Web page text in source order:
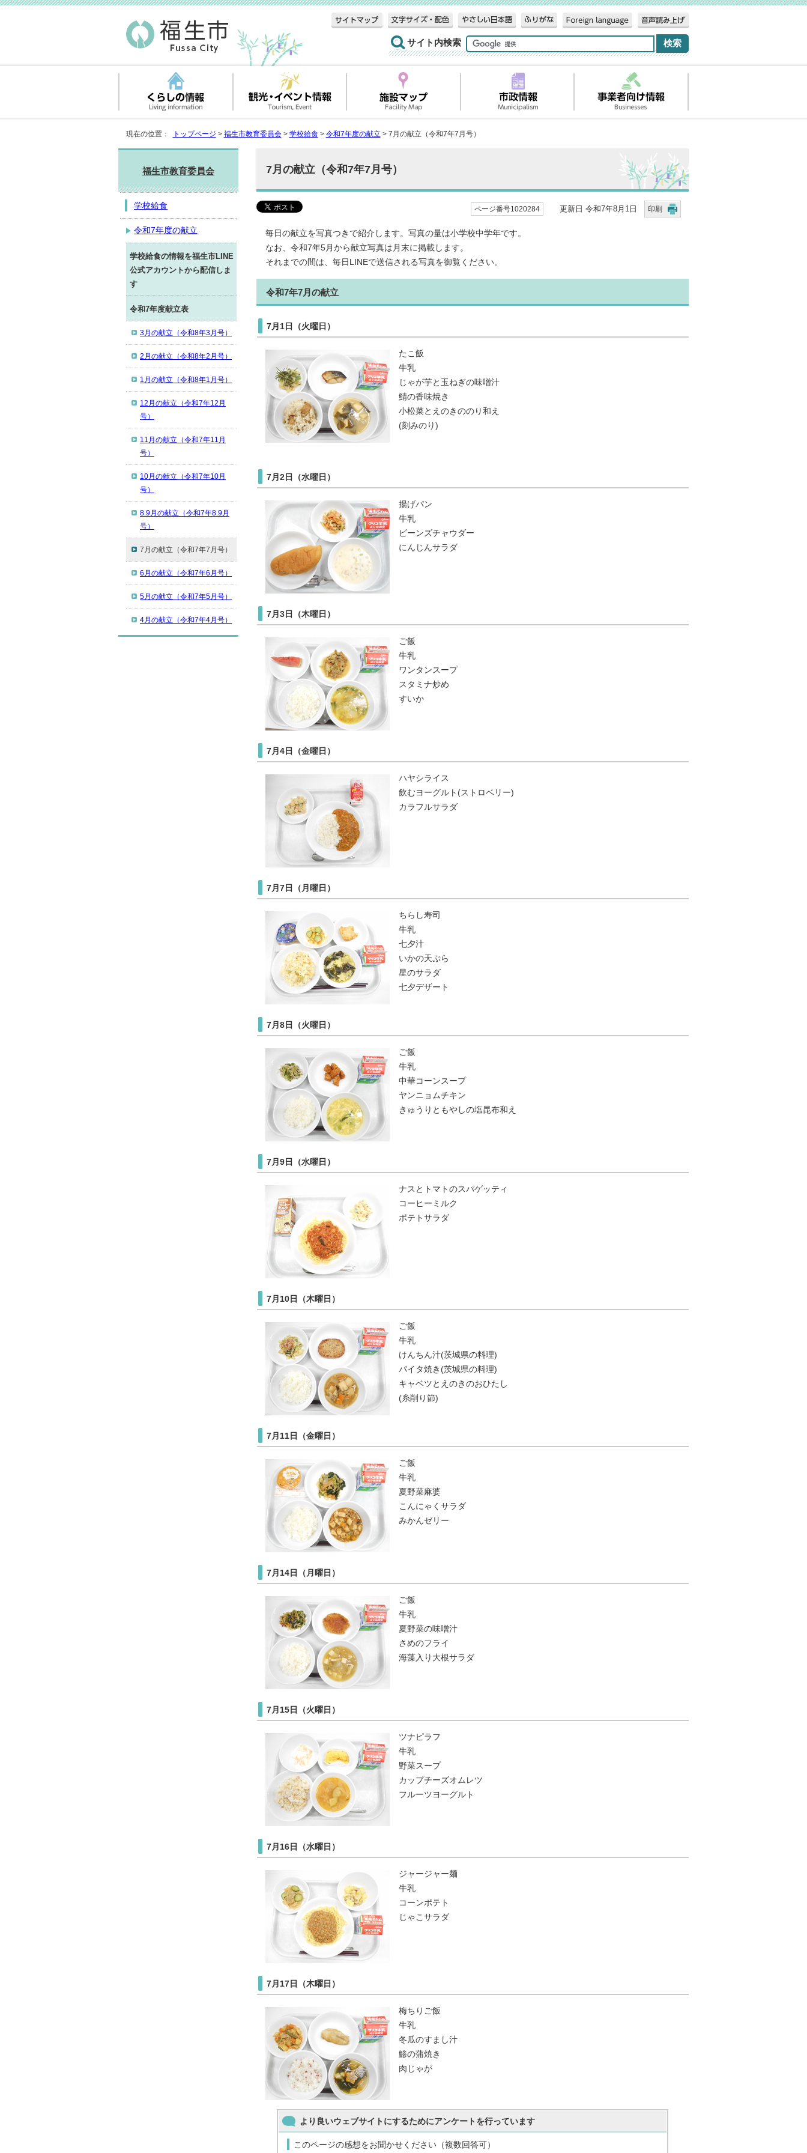
サイト内検索
現在の位置： トップページ > 福生市教育委員会> 学校給食> 令和7年度の献立 > 7月の献立（令和7年7月号）
7月の献立（令和7年7月号）
ページ番号1020284 更新日 令和7年8月1日 印刷
毎日の献立を写真つきで紹介します。写真の量は小学校中学年です。
なお、令和7年5月から献立写真は月末に掲載します。
それまでの間は、毎日LINEで送信される写真を御覧ください。
令和7年7月の献立
7月1日（火曜日）
たこ飯
牛乳
じゃが芋と玉ねぎの味噌汁
鯖の香味焼き
小松菜とえのきののり和え
(刻みのり)
7月2日（水曜日）
揚げパン
牛乳
ビーンズチャウダー
にんじんサラダ
7月3日（木曜日）
ご飯
牛乳
ワンタンスープ
スタミナ炒め
すいか
7月4日（金曜日）
ハヤシライス
飲むヨーグルト(ストロベリー)
カラフルサラダ
7月7日（月曜日）
ちらし寿司
牛乳
七夕汁
いかの天ぷら
星のサラダ
七夕デザート
7月8日（火曜日）
ご飯
牛乳
中華コーンスープ
ヤンニョムチキン
きゅうりともやしの塩昆布和え
7月9日（水曜日）
ナスとトマトのスパゲッティ
コーヒーミルク
ポテトサラダ
7月10日（木曜日）
ご飯
牛乳
けんちん汁(茨城県の料理)
パイタ焼き(茨城県の料理)
キャベツとえのきのおひたし
(糸削り節)
7月11日（金曜日）
ご飯
牛乳
夏野菜麻婆
こんにゃくサラダ
みかんゼリー
7月14日（月曜日）
ご飯
牛乳
夏野菜の味噌汁
さめのフライ
海藻入り大根サラダ
7月15日（火曜日）
ツナピラフ
牛乳
野菜スープ
カップチーズオムレツ
フルーツヨーグルト
7月16日（水曜日）
ジャージャー麺
牛乳
コーンポテト
じゃこサラダ
7月17日（木曜日）
梅ちりご飯
牛乳
冬瓜のすまし汁
鯵の蒲焼き
肉じゃが
より良いウェブサイトにするためにアンケートを行っています
このページの感想をお聞かせください（複数回答可）
福生市教育委員会
学校給食
令和7年度の献立
学校給食の情報を福生市LINE
公式アカウントから配信しま
す
令和7年度献立表
3月の献立（令和8年3月号）
2月の献立（令和8年2月号）
1月の献立（令和8年1月号）
12月の献立（令和7年12月
号）
11月の献立（令和7年11月
号）
10月の献立（令和7年10月
号）
8.9月の献立（令和7年8.9月
号）
7月の献立（令和7年7月号）
6月の献立（令和7年6月号）
5月の献立（令和7年5月号）
4月の献立（令和7年4月号）